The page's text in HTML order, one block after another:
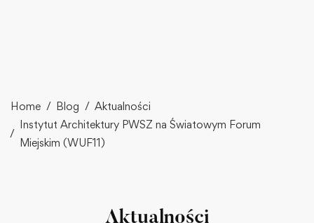
Home Blog
Aktualności
Instytut Architektury PWSZ na Światowym Forum
Miejskim (WUF11)
Aktualności